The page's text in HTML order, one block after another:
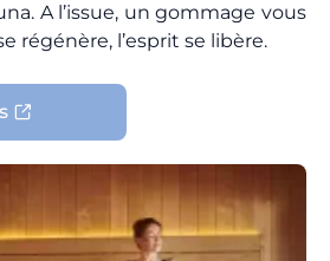
A l’issue, un gommage vous
régénère, l’esprit se libère.